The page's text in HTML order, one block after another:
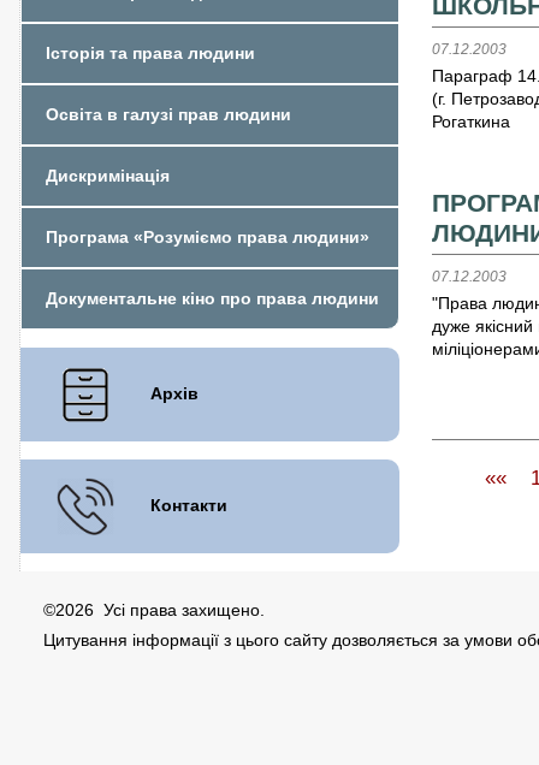
07.12.2003
Параграф
(г.
Рогаткина
07.12.2003
"Права
дуже
««
Історія та права людини
Освіта в галузі прав людини
Дискримінація
Програма «Розуміємо права людини»
Документальне кіно про права людини
Архів
Контакти
©2026 Усі права захищено.
Цитування інформації з цього сайту дозволяється за умови